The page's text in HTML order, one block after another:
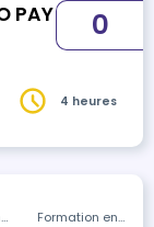
PAY
0
4 heures
Formation en